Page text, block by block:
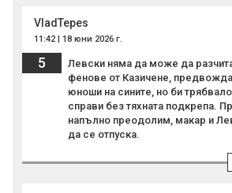
VladTepes
11:42 | 18 юни 2026 г.
5
Левски няма да може да
фенове от Казичене,
юноши на сините, но би
справи без тяхната подкрепа.
напълно преодолим, макар и
да се отпуска.